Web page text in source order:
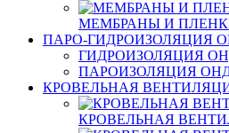
МЕМБРАНЫ И
ПАРО-ГИДРОИЗОЛЯЦИЯ
ГИДРОИЗОЛЯЦИЯ
ПАРОИЗОЛЯЦИЯ
КРОВЕЛЬНАЯ
КРОВЕЛЬНАЯ